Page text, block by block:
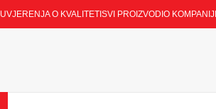
UVJERENJA O KVALITETI SVI PROIZVODI O KOMPANIJI